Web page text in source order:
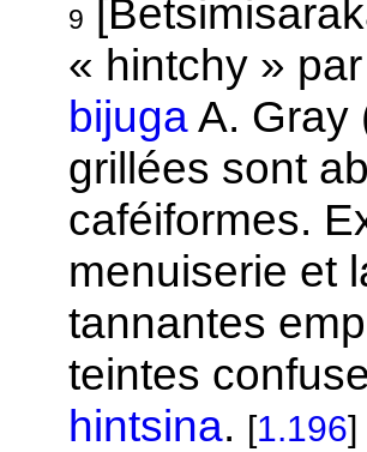
9
« hintchy »
bijugaA. Gray
grillées sont
caféiformes.
menuiserie et
tannantes
teintes
hintsina. [1.196]